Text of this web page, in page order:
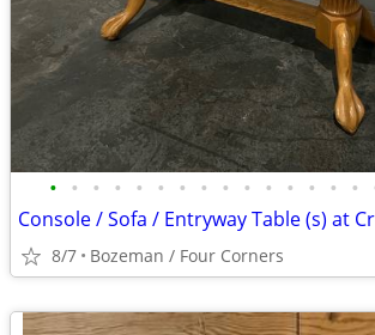
• • • • • • • • • • • • • • •
Console / Sofa / Entryway Table (s) at
8/7 Bozeman / Four Corners